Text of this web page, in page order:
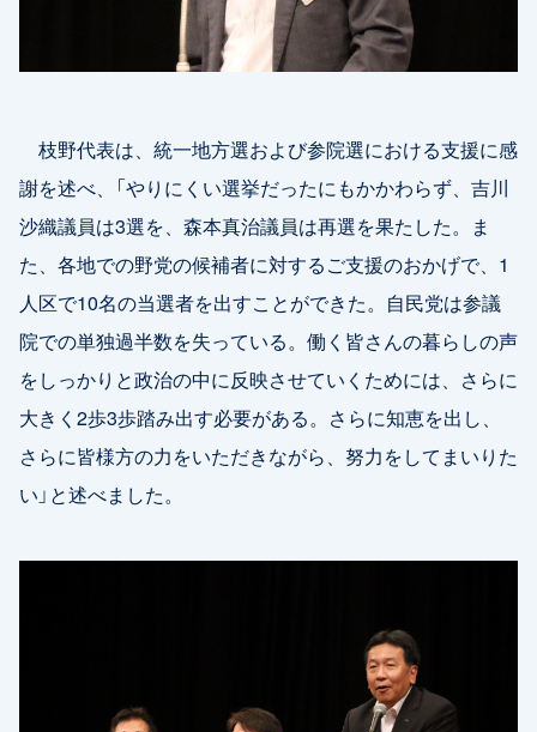
枝野代表は、統一地方選および参院選における支援に感
謝を述べ、「やりにくい選挙だったにもかかわらず、吉川
沙織議員は3選を、森本真治議員は再選を果たした。ま
た、各地での野党の候補者に対するご支援のおかげで、1
人区で10名の当選者を出すことができた。自民党は参議
院での単独過半数を失っている。働く皆さんの暮らしの声
をしっかりと政治の中に反映させていくためには、さらに
大きく2歩3歩踏み出す必要がある。さらに知恵を出し、
さらに皆様方の力をいただきながら、努力をしてまいりた
い」と述べました。